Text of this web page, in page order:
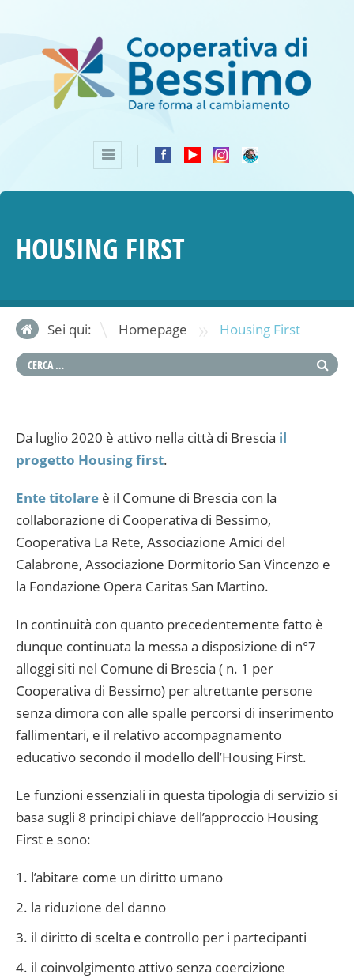
HOUSING FIRST
Sei qui: Homepage » Housing First
Da luglio 2020 è attivo nella città di Brescia il
progetto Housing first.
Ente titolare è il Comune di Brescia con la
collaborazione di Cooperativa di Bessimo,
Cooperativa La Rete, Associazione Amici del
Calabrone, Associazione Dormitorio San Vincenzo e
la Fondazione Opera Caritas San Martino.
In continuità con quanto precedentemente fatto è
dunque continuata la messa a disposizione di n°7
alloggi siti nel Comune di Brescia ( n. 1 per
Cooperativa di Bessimo) per altrettante persone
senza dimora con alle spalle percorsi di inserimento
fallimentari, e il relativo accompagnamento
educativo secondo il modello dell’Housing First.
Le funzioni essenziali in questa tipologia di servizio si
basa sugli 8 principi chiave dell’approccio Housing
First e sono:
l’abitare come un diritto umano
la riduzione del danno
il diritto di scelta e controllo per i partecipanti
il coinvolgimento attivo senza coercizione